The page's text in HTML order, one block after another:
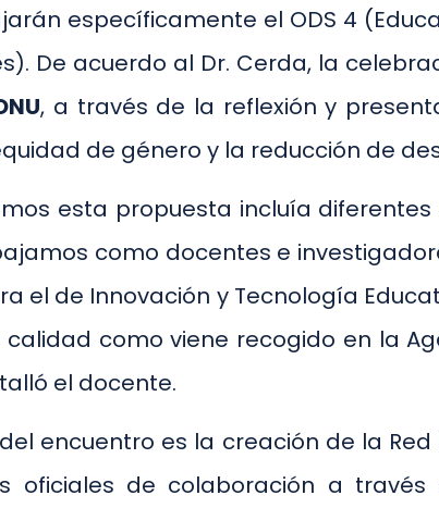
específicamente el ODS 4
De acuerdo al Dr. Cerda, la
, a través de la reflexión y
de género y la reducción de
esta propuesta incluía
como docentes e
el de Innovación y Tecnología
como viene recogido en la
el docente.
encuentro es la creación de la
oficiales de colaboración a